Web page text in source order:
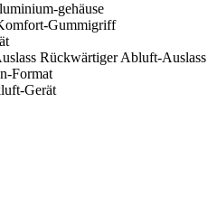
gehäuse
Gummigriff
Rückwärtiger Abluft-Auslass
Format
Gerät